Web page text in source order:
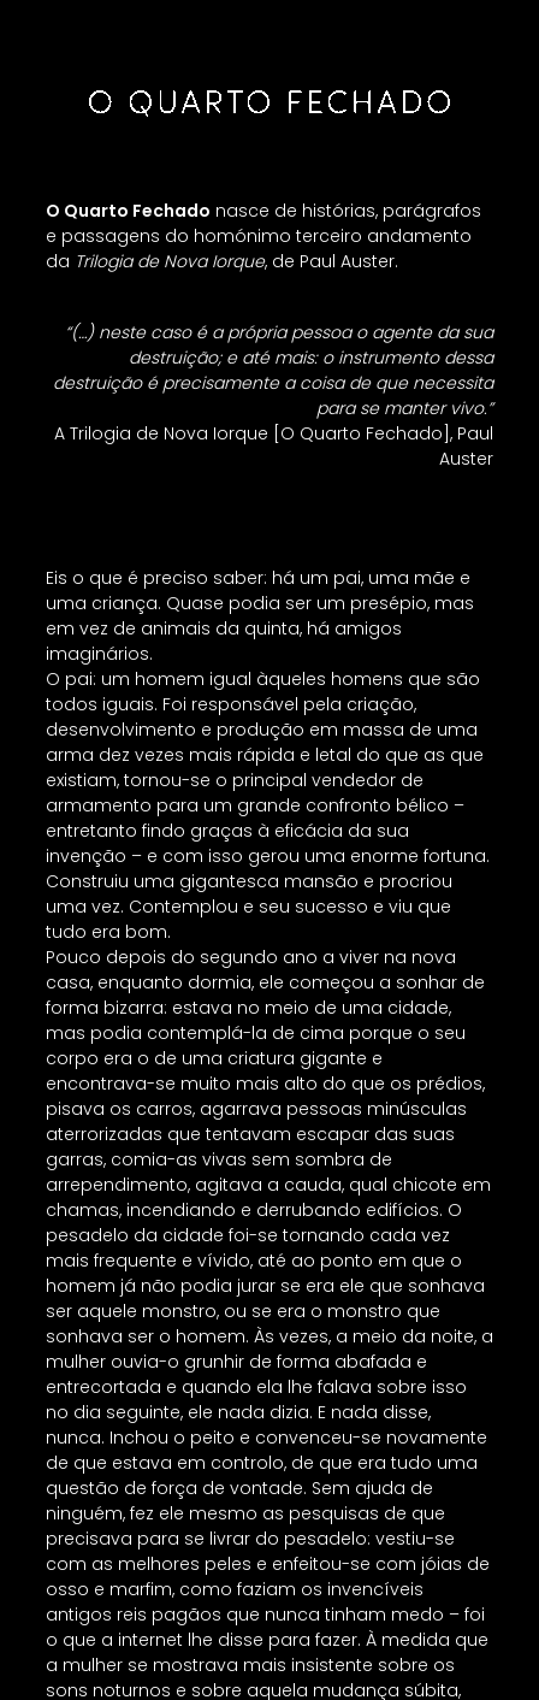
O Quarto Fechado nasce de histórias, parágrafos
e passagens do homónimo terceiro andamento
da Trilogia de Nova Iorque, de Paul Auster.
“(…) neste caso é a própria pessoa o agente da sua
destruição; e até mais: o instrumento dessa
destruição é precisamente a coisa de que necessita
para se manter vivo.”
A Trilogia de Nova Iorque [O Quarto Fechado], Paul
Auster
Eis o que é preciso saber: há um pai, uma mãe e
uma criança. Quase podia ser um presépio, mas
em vez de animais da quinta, há amigos
imaginários.
O pai: um homem igual àqueles homens que são
todos iguais. Foi responsável pela criação,
desenvolvimento e produção em massa de uma
arma dez vezes mais rápida e letal do que as que
existiam, tornou-se o principal vendedor de
armamento para um grande confronto bélico –
entretanto findo graças à eficácia da sua
invenção – e com isso gerou uma enorme fortuna.
Construiu uma gigantesca mansão e procriou
uma vez. Contemplou e seu sucesso e viu que
tudo era bom.
Pouco depois do segundo ano a viver na nova
casa, enquanto dormia, ele começou a sonhar de
forma bizarra: estava no meio de uma cidade,
mas podia contemplá-la de cima porque o seu
corpo era o de uma criatura gigante e
encontrava-se muito mais alto do que os prédios,
pisava os carros, agarrava pessoas minúsculas
aterrorizadas que tentavam escapar das suas
garras, comia-as vivas sem sombra de
arrependimento, agitava a cauda, qual chicote em
chamas, incendiando e derrubando edifícios. O
pesadelo da cidade foi-se tornando cada vez
mais frequente e vívido, até ao ponto em que o
homem já não podia jurar se era ele que sonhava
ser aquele monstro, ou se era o monstro que
sonhava ser o homem. Às vezes, a meio da noite, a
mulher ouvia-o grunhir de forma abafada e
entrecortada e quando ela lhe falava sobre isso
no dia seguinte, ele nada dizia. E nada disse,
nunca. Inchou o peito e convenceu-se novamente
de que estava em controlo, de que era tudo uma
questão de força de vontade. Sem ajuda de
ninguém, fez ele mesmo as pesquisas de que
precisava para se livrar do pesadelo: vestiu-se
com as melhores peles e enfeitou-se com jóias de
osso e marfim, como faziam os invencíveis
antigos reis pagãos que nunca tinham medo – foi
o que a internet lhe disse para fazer. À medida que
a mulher se mostrava mais insistente sobre os
sons noturnos e sobre aquela mudança súbita,